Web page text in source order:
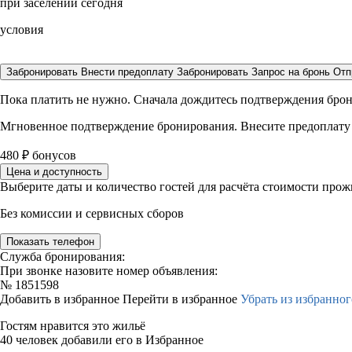
при заселении сегодня
условия
Забронировать Внести предоплату Забронировать Запрос на бронь
Пока платить не нужно. Сначала дождитесь подтверждения
Мгновенное подтверждение бронирования. Внесите
480 ₽ бонусов
Цена и доступность
Выберите даты и количество гостей для расчёта стоимости
Без комиссии и сервисных сборов
Показать телефон
Служба бронирования:
При звонке назовите номер объявления:
№ 1851598
Добавить в избранное Перейти в избранное Убрать из
Гостям нравится это жильё
40 человек добавили его в Избранное